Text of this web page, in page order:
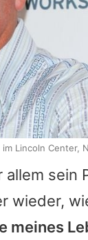
sein
wieder,
meines
Lincoln Center,